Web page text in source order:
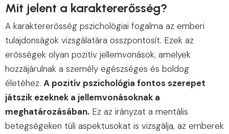
Mit jelent a karaktererősség?
A karaktererősség pszichológiai fogalma az emberi
tulajdonságok vizsgálatára összpontosít. Ezek az
erősségek olyan pozitív jellemvonások, amelyek
hozzájárulnak a személy egészséges és boldog
életéhez. A pozitív pszichológia fontos szerepet
játszik ezeknek a jellemvonásoknak a
meghatározásában. Ez az irányzat a mentális
betegségeken túli aspektusokat is vizsgálja, az emberek